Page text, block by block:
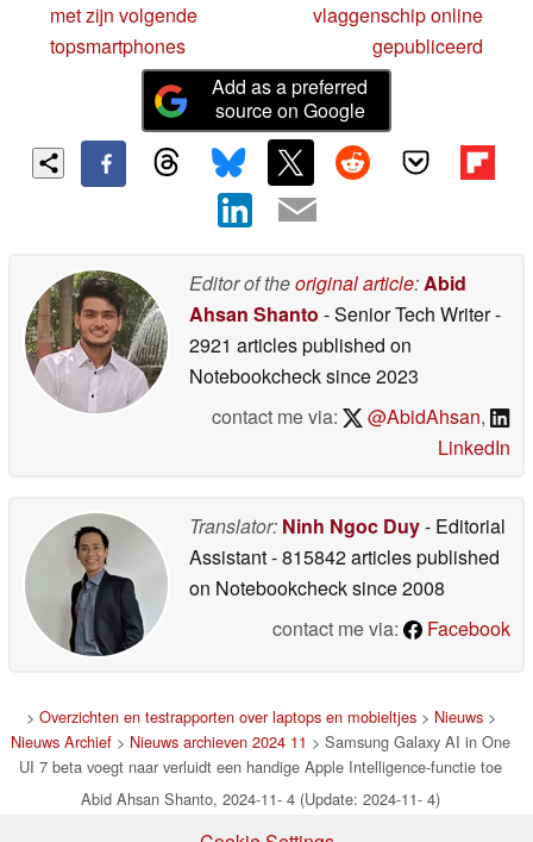
met zijn volgende
topsmartphones
vlaggenschip online
gepubliceerd
Add as a preferred
source on Google
Editor of theoriginal article: Abid
Ahsan Shanto - Senior Tech Writer-
2921 articles published on
Notebookchecksince 2023
contact me via:
@AbidAhsan,
LinkedIn
Translator: Ninh Ngoc Duy- Editorial
Assistant- 815842 articles published
on Notebookchecksince 2008
contact me via:
Facebook
> Overzichten en testrapporten over laptops en mobieltjes> Nieuws>
Nieuws Archief > Nieuws archieven 2024 11 > Samsung Galaxy AI in One
UI 7 beta voegt naar verluidt een handige Apple Intelligence-functie toe
Abid Ahsan Shanto, 2024-11- 4 (Update: 2024-11- 4)